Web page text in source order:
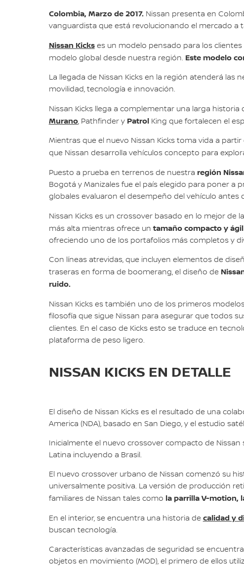
Colombia, Marzo de 2017. Nissan presenta en
vanguardista que está revolucionando el mercado a
Nissan Kickses un modelo pensado para los clientes
modelo global desde nuestra región. Este modelo
La llegada de Nissan Kicks en la región atenderá las
movilidad, tecnología e innovación.
Nissan Kicks llega a complementar una larga
Murano, Pathfinder y PatrolKing que fortalecen el
Mientras que el nuevo Nissan Kicks toma vida a
que Nissan desarrolla vehículos concepto para
Puesto a prueba en terrenos de nuestra región
Bogotá y Manizales fue el país elegido para poner
globales evaluaron el desempeño del vehículo
Nissan Kicks es un crossover basado en lo mejor de
más alta mientras ofrece untamaño compacto y
ofreciendo uno de los portafolios más completos y
Con líneas atrevidas, que incluyen elementos de
traseras en forma de boomerang, el diseño de
ruido.
Nissan Kicks es también uno de los primeros
filosofía que sigue Nissan para asegurar que todos
clientes. En el caso de Kicks esto se traduce en
plataforma de peso ligero.
NISSAN KICKS EN DETALLE
El diseño de Nissan Kicks es el resultado de una
America (NDA), basado en San Diego, y el estudio
Inicialmente el nuevo crossover compacto de
Latina incluyendo a Brasil.
El nuevo crossover urbano de Nissan comenzó su
universalmente positiva. La versión de producción
familiares de Nissan tales como la parrilla V-motion,
En el interior, se encuentra una historia de calidad y
buscan tecnología.
Características avanzadas de seguridad se
objetos en movimiento (MOD), el primero de ellos